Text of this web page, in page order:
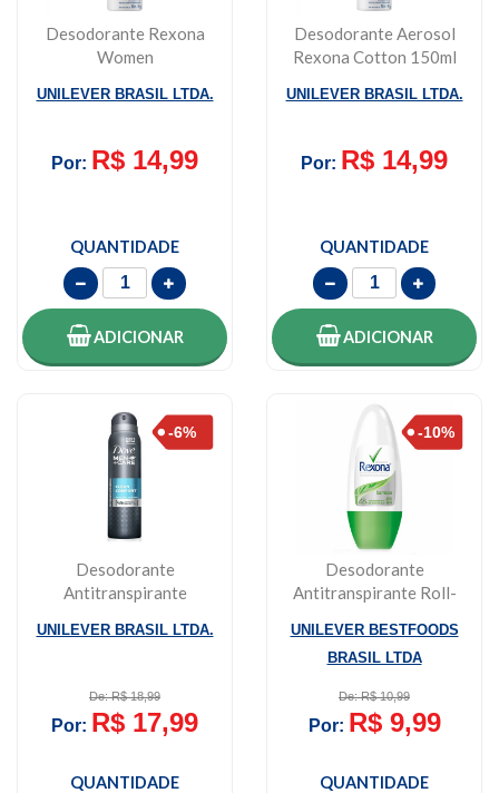
Desodorante Rexona
Women
Aerossol 150m...
UNILEVER BRASIL LTDA.
Por: R$ 14,99
QUANTIDADE
ADICIONAR
Desodorante Aerosol
Rexona Cotton 150ml
UNILEVER BRASIL LTDA.
Por: R$ 14,99
QUANTIDADE
ADICIONAR
Desodorante
Antitranspirante
Proteção...
UNILEVER BRASIL LTDA.
De: R$ 18,99
Por: R$ 17,99
QUANTIDADE
Desodorante
Antitranspirante Roll-
...
UNILEVER BESTFOODS
BRASIL LTDA
De: R$ 10,99
Por: R$ 9,99
QUANTIDADE